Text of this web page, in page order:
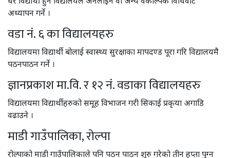
अध्यापन गर्ने ।
वडा नं. ६ का विद्यालयहरु
विद्यालयमा विद्यार्थी बोलाई स्वास्थ्य सुरक्षाका मापदण्ड पूरा गरि विद्यालयमै
पठनपाठन गर्ने ।
ज्ञानप्रकाश मा.वि. र १२ नं. वडाका विद्यालयहरु
विद्यालयमा विद्यार्थीहरुको समूह विभाजन गरी सिकाई प्रकृया अगाडि
वढाउने ।
माडी गाउँपालिका, रोल्पा
रोल्पाको माडी गाउँपालिकाले पनि पठन पाठन शुरु गरेको तीन हप्ता पुग्न